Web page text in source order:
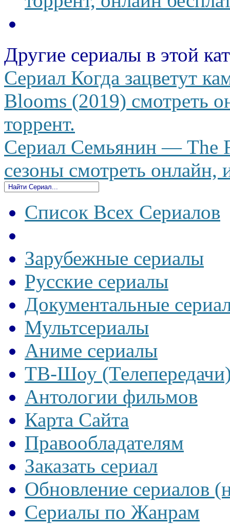
Другие сериалы в этой
Сериал Когда зацветут
Blooms (2019) смотреть
торрент.
Сериал Семьянин — The
сезоны смотреть онлайн,
Список Всех Сериалов
Зарубежные сериалы
Русские сериалы
Документальные
Мультсериалы
Аниме сериалы
ТВ-Шоу
Антологии фильмов
Карта Сайта
Правообладателям
Заказать сериал
Обновление сериалов
Сериалы по Жанрам